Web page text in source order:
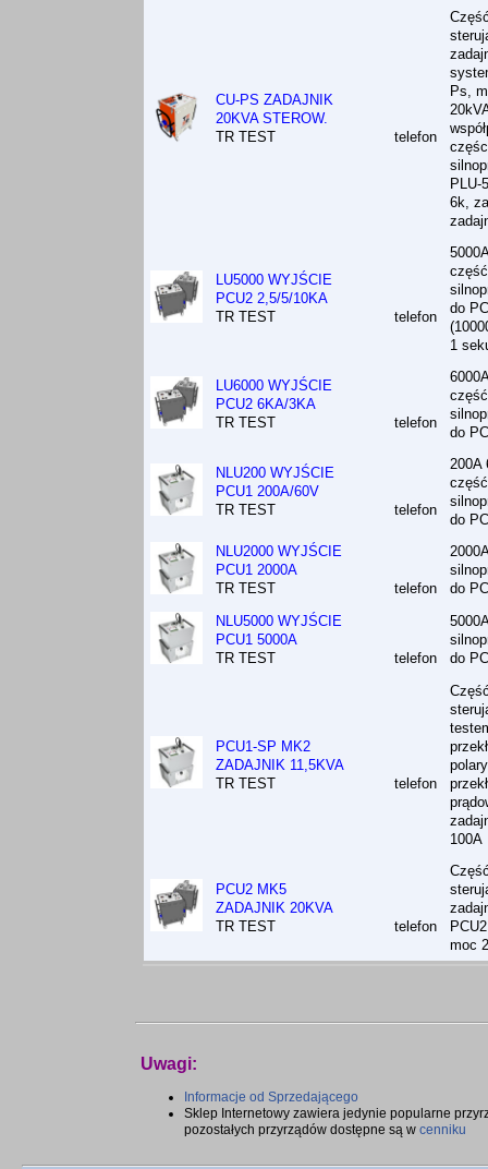
CU-PS ZADAJNIK
20KVA STEROW.
TR TEST
telefon
Ps,
PLU-
6k,
LU5000 WYJŚCIE
PCU2 2,5/5/10KA
TR TEST
telefon
część
do
1
LU6000 WYJŚCIE
PCU2 6KA/3KA
TR TEST
telefon
część
do
NLU200 WYJŚCIE
PCU1 200A/60V
TR TEST
telefon
200A
część
do
NLU2000 WYJŚCIE
PCU1 2000A
TR TEST
telefon
do
NLU5000 WYJŚCIE
PCU1 5000A
TR TEST
telefon
do
PCU1-SP MK2
ZADAJNIK 11,5KVA
TR TEST
telefon
100A
PCU2 MK5
ZADAJNIK 20KVA
TR TEST
telefon
moc
Uwagi:
Informacje od Sprzedającego
Sklep Internetowy zawiera jedynie popularne
pozostałych przyrządów dostępne są w cenniku